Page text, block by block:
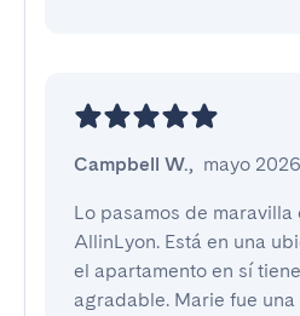
Campbell W., mayo 2026
Lo pasamos de
AllinLyon. Está en una
el apartamento en sí
agradable. Marie fue